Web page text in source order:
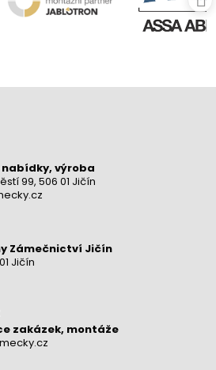
výroba
99, 506 01 Jičín
Zámečnictví Jičín
Jičín
zakázek, montáže